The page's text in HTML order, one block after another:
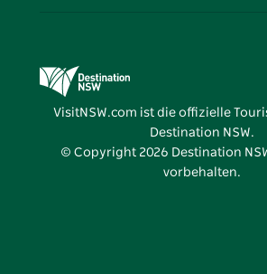
Destination NSW Medienzentrum
Vivid Sydney
VisitNSW.com ist die offizielle
Destination NSW.
© Copyright 2026 Destination
vorbehalten.